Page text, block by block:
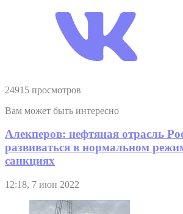
24915 просмотров
Вам может быть интересно
Алекперов: нефтяная отрасль
развиваться в нормальном
санкциях
12:18, 7 июн 2022